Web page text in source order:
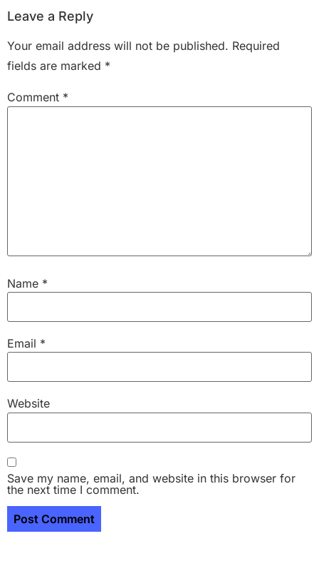
Leave a Reply
Your email address will not be published. Required
fields are marked *
Comment *
Name *
Email *
Website
Save my name, email, and website in this browser for
the next time I comment.